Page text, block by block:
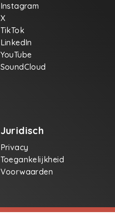
Instagram
X
TikTok
LinkedIn
YouTube
SoundCloud
Juridisch
Privacy
Toegankelijkheid
Voorwaarden